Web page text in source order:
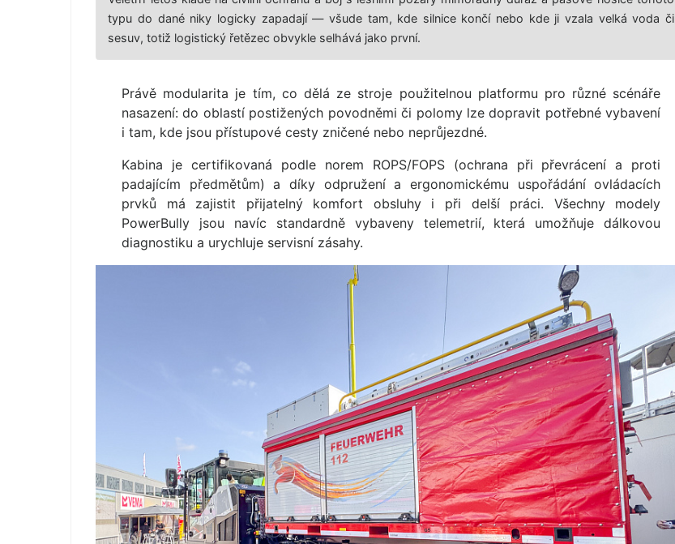
typu do dané niky logicky zapadají — všude tam, kde silnice končí nebo kde ji vzala velká voda či
sesuv, totiž logistický řetězec obvykle selhává jako první.
Právě modularita je tím, co dělá ze stroje použitelnou platformu pro různé scénáře
nasazení: do oblastí postižených povodněmi či polomy lze dopravit potřebné vybavení
i tam, kde jsou přístupové cesty zničené nebo neprůjezdné.
Kabina je certifikovaná podle norem ROPS/FOPS (ochrana při převrácení a proti
padajícím předmětům) a díky odpružení a ergonomickému uspořádání ovládacích
prvků má zajistit přijatelný komfort obsluhy i při delší práci. Všechny modely
PowerBully jsou navíc standardně vybaveny telemetrií, která umožňuje dálkovou
diagnostiku a urychluje servisní zásahy.